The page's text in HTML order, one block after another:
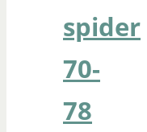
spider
70-
78